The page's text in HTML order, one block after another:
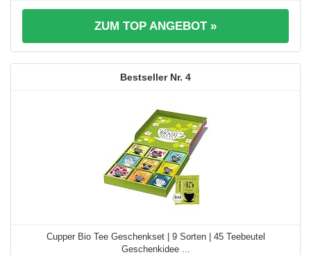
ZUM TOP ANGEBOT »
4
Cupper Bio Tee Geschenkset | 9 Sorten | 45 Teebeutel
Geschenkidee ...